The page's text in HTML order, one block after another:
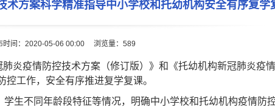
术方案科学精准指导中小学校和托幼机构安全有序复学
时间：2020-05-06 00:00 浏览量： 589
炎疫情防控技术方案（修订版）》和《托幼机构新冠肺炎疫
工作，安全有序推进复学复课。
生不同年龄段特征等情况，明确中小学校和托幼机构疫情防